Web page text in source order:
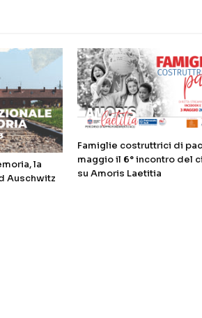
la
Auschwitz
Famiglie costruttrici di
maggio il 6° incontro del
su Amoris Laetitia